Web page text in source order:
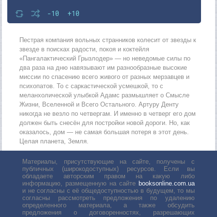
-10 +10
Пестрая компания вольных странников колесит от звезды к
звезде в поисках радости, покоя и коктейля
«Пангалактический Грызлодер» — но неведомые силы по
два раза на дню навязывают им разнообразные высокие
миссии по спасению всего живого от разных мерзавцев и
психопатов. То с саркастической усмешкой, то с
меланхолической улыбкой Адамс размышляет о Смысле
Жизни, Вселенной и Всего Остального. Артуру Денту
никогда не везло по четвергам. И именно в четверг его дом
должен быть снесён для постройки новой дороги. Но, как
оказалось, дом — не самая большая потеря в этот день.
Целая планета, Земля.
Материалы, присутствующие на сайте, получены с
публичных (широкодоступных) ресурсов. Если вы
обладаете авторским правом на какую либо
информацию, размещенную на сайте booksonline.com.ua
и не согласны с её общедоступностью в будущем, то мы
согласны рассмотреть предложения по удалению
определенного материала, а также обсудить
предложения о договоренностях, разрешающих